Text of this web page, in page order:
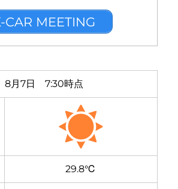
CAR MEETING
8月7日 7:30時点
29.8℃